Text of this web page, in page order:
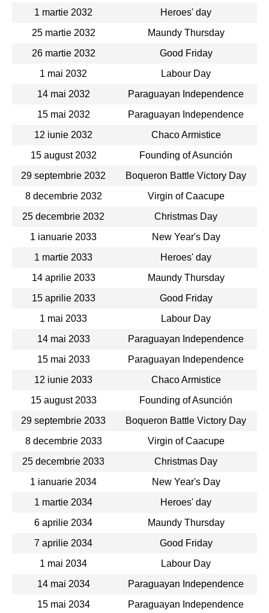
1 martie 2032
Heroes' day
25 martie 2032
Maundy Thursday
26 martie 2032
Good Friday
1 mai 2032
Labour Day
14 mai 2032
Paraguayan Independence
15 mai 2032
Paraguayan Independence
12 iunie 2032
Chaco Armistice
15 august 2032
Founding of Asunción
29 septembrie 2032
Boqueron Battle Victory Day
8 decembrie 2032
Virgin of Caacupe
25 decembrie 2032
Christmas Day
1 ianuarie 2033
New Year's Day
1 martie 2033
Heroes' day
14 aprilie 2033
Maundy Thursday
15 aprilie 2033
Good Friday
1 mai 2033
Labour Day
14 mai 2033
Paraguayan Independence
15 mai 2033
Paraguayan Independence
12 iunie 2033
Chaco Armistice
15 august 2033
Founding of Asunción
29 septembrie 2033
Boqueron Battle Victory Day
8 decembrie 2033
Virgin of Caacupe
25 decembrie 2033
Christmas Day
1 ianuarie 2034
New Year's Day
1 martie 2034
Heroes' day
6 aprilie 2034
Maundy Thursday
7 aprilie 2034
Good Friday
1 mai 2034
Labour Day
14 mai 2034
Paraguayan Independence
15 mai 2034
Paraguayan Independence